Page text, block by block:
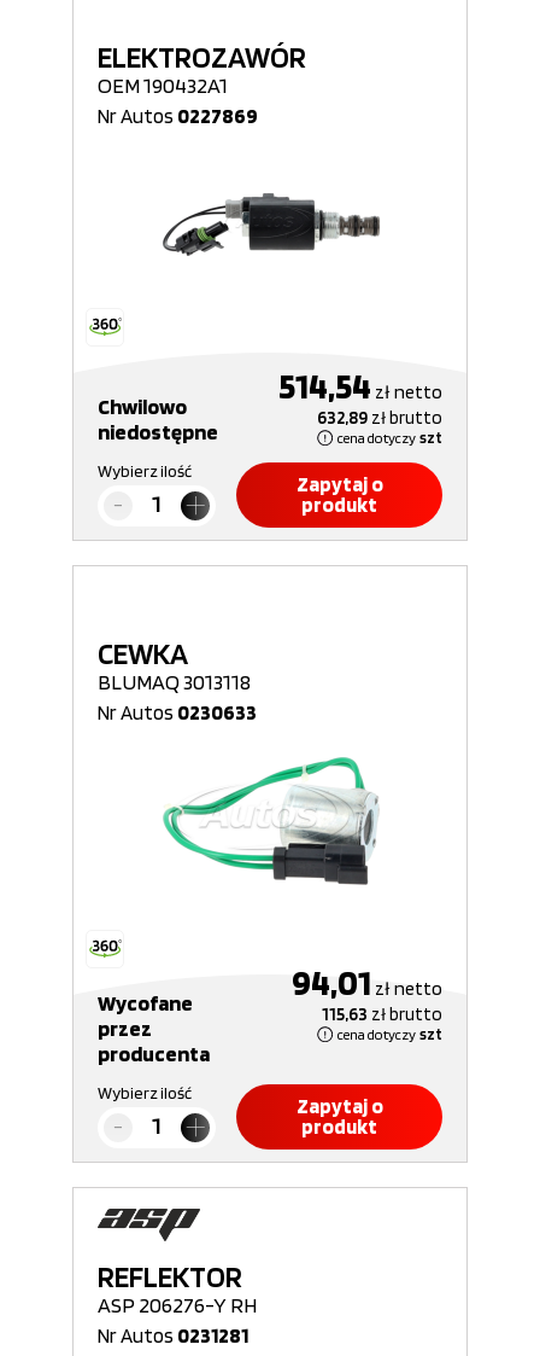
ELEKTROZAWÓR
OEM 190432A1
Nr Autos 0227869
Chwilowo
niedostępne
514,54 złnetto
632,89 złbrutto
cena dotyczy szt
Wybierz ilość
Zapytaj o
produkt
CEWKA
BLUMAQ 3013118
Nr Autos 0230633
Wycofane
przez
producenta
94,01 złnetto
115,63 złbrutto
cena dotyczy szt
Wybierz ilość
Zapytaj o
produkt
REFLEKTOR
ASP 206276-Y RH
Nr Autos 0231281